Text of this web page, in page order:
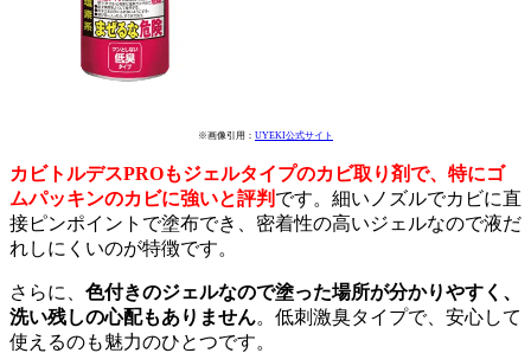
※画像引用： UYEKI公式サイト
カビトルデスPROもジェルタイプのカビ取り剤で、特にゴ
ムパッキンのカビに強いと評判 です。細いノズルでカビに直
接ピンポイントで塗布でき、密着性の高いジェルなので液だ
れしにくいのが特徴です。
さらに、 色付きのジェルなので塗った場所が分かりやすく、
洗い残しの心配もありません。低刺激臭タイプで、安心して
使えるのも魅力のひとつです。